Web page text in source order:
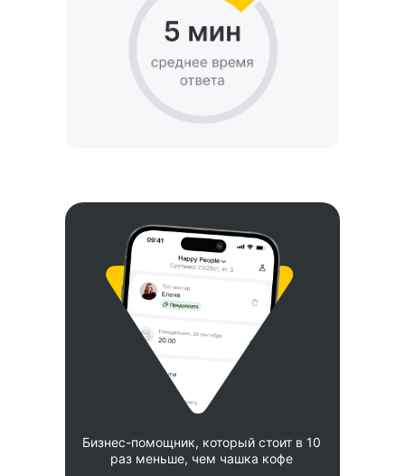
Бизнес-помощник, который стоит в 10
раз меньше, чем чашка кофе